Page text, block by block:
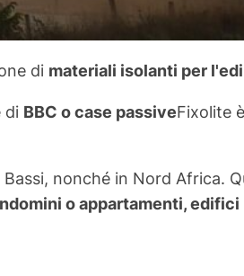
di materiali isolanti per
di BBC o case passiveFixolite
nonché in Nord Africa.
o appartamenti,